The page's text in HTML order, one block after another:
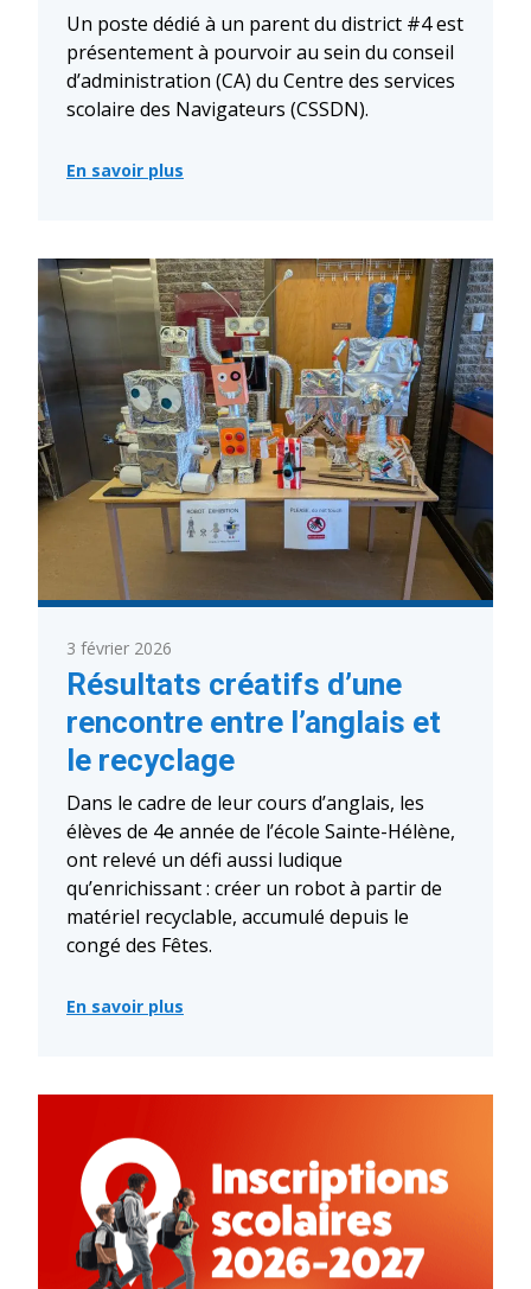
Un poste dédié à un parent du district #4 est
présentement à pourvoir au sein du conseil
d’administration (CA) du Centre des services
scolaire des Navigateurs (CSSDN).
En savoir plus
:
CSSDN
:
Parent
du
district #4
3 février 2026
Résultats créatifs d’une
rencontre entre l’anglais et
le recyclage
Dans le cadre de leur cours d’anglais, les
élèves de 4e année de l’école Sainte-Hélène,
ont relevé un défi aussi ludique
qu’enrichissant : créer un robot à partir de
matériel recyclable, accumulé depuis le
congé des Fêtes.
En savoir plus
:
rencontre
l’anglais
recyclage